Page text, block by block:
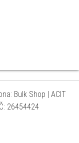
Bulk Shop | ACIT
26454424